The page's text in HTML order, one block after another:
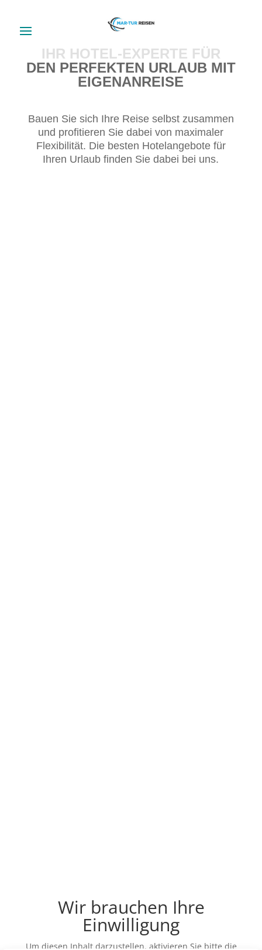
IHR HOTEL-EXPERTE FÜR
DEN PERFEKTEN URLAUB MIT
EIGENANREISE
Bauen Sie sich Ihre Reise selbst zusammen
und profitieren Sie dabei von maximaler
Flexibilität. Die besten Hotelangebote für
Ihren Urlaub finden Sie dabei bei uns.
Wir brauchen Ihre
Einwilligung
Um diesen Inhalt darzustellen, aktivieren Sie bitte die